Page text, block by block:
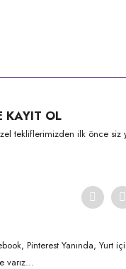
eksik bilgiler bulunuyor.
hatalar bulunuyor.
KAYIT OL
tekliflerimizden ilk önce siz
Pinterest Yanında, Yurt
varız...